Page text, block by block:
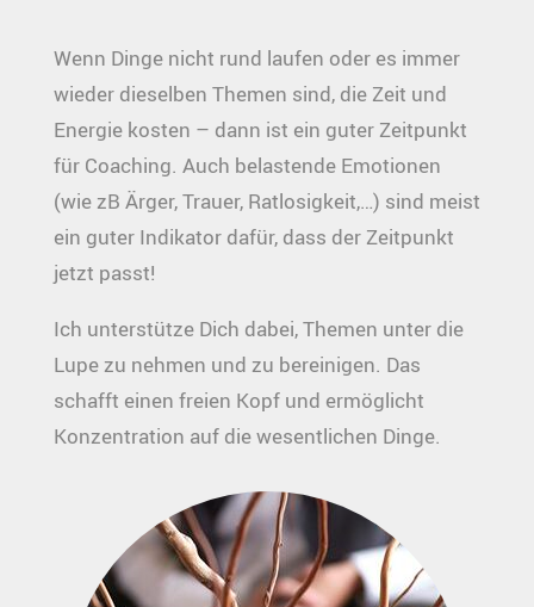
Wenn Dinge nicht rund laufen oder es immer
wieder dieselben Themen sind, die Zeit und
Energie kosten – dann ist ein guter Zeitpunkt
für Coaching. Auch belastende Emotionen
(wie zB Ärger, Trauer, Ratlosigkeit,…) sind meist
ein guter Indikator dafür, dass der Zeitpunkt
jetzt passt!
Ich unterstütze Dich dabei, Themen unter die
Lupe zu nehmen und zu bereinigen. Das
schafft einen freien Kopf und ermöglicht
Konzentration auf die wesentlichen Dinge.